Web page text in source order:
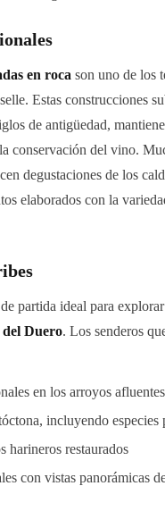
en roca son uno de los
Estas construcciones
de antigüedad,
conservación del vino.
degustaciones de los
elaborados con la
partida ideal para
Duero. Los senderos
en los arroyos afluentes
incluyendo especies
harineros restaurados
con vistas panorámicas